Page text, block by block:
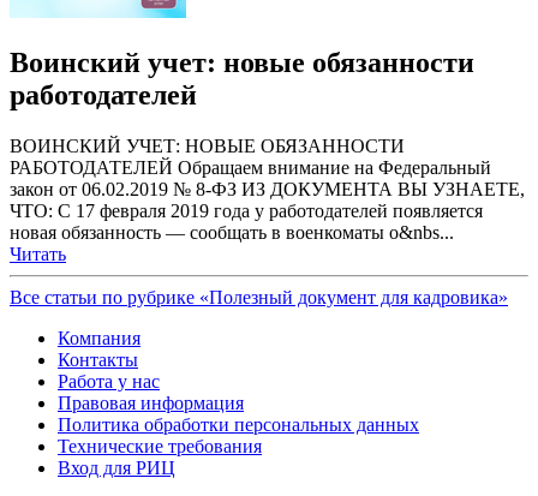
Воинский учет: новые обязанности
работодателей
ВОИНСКИЙ УЧЕТ: НОВЫЕ ОБЯЗАННОСТИ
РАБОТОДАТЕЛЕЙ Обращаем внимание на Федеральный
закон от 06.02.2019 № 8-ФЗ ИЗ ДОКУМЕНТА ВЫ УЗНАЕТЕ,
ЧТО: С 17 февраля 2019 года у работодателей появляется
новая обязанность — сообщать в военкоматы о&nbs...
Читать
Все статьи по рубрике «Полезный документ для кадровика»
Компания
Контакты
Работа у нас
Правовая информация
Политика обработки персональных данных
Технические требования
Вход для РИЦ